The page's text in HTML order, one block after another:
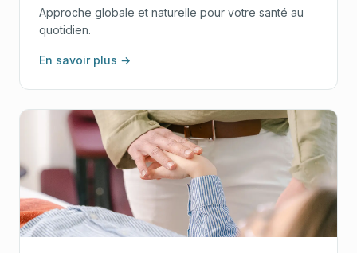
Approche globale et naturelle pour votre santé au
quotidien.
En savoir plus →